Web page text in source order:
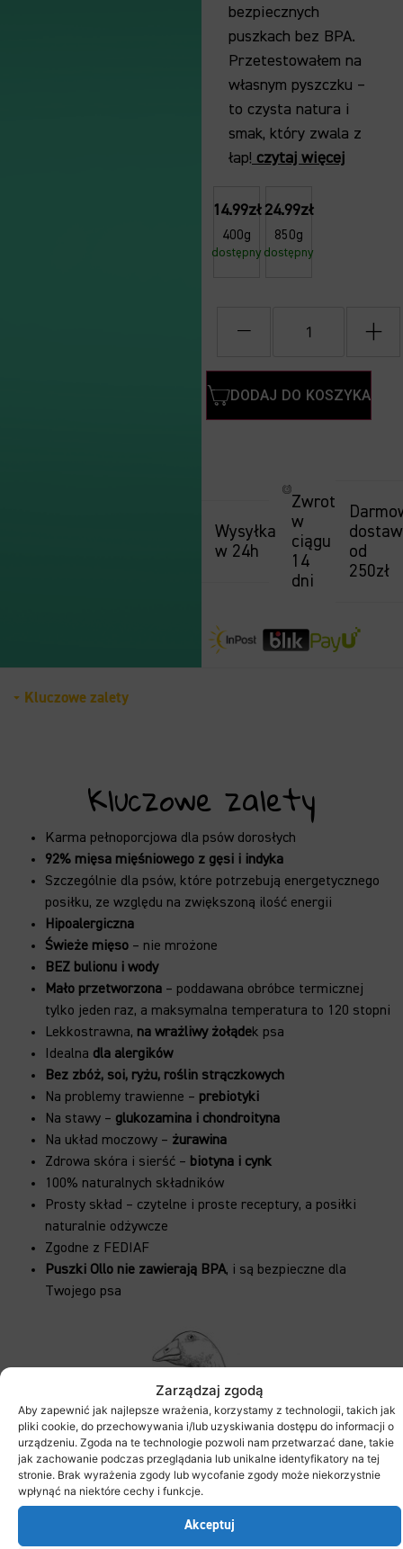
Zarządzaj zgodą
Aby zapewnić jak najlepsze wrażenia, korzystamy z technologii, takich jak
pliki cookie, do przechowywania i/lub uzyskiwania dostępu do informacji o
urządzeniu. Zgoda na te technologie pozwoli nam przetwarzać dane, takie
jak zachowanie podczas przeglądania lub unikalne identyfikatory na tej
stronie. Brak wyrażenia zgody lub wycofanie zgody może niekorzystnie
wpłynąć na niektóre cechy i funkcje.
Akceptuj
bezpiecznych
puszkach bez BPA.
Przetestowałem na
własnym pyszczku –
to czysta natura i
smak, który zwala z
łap! czytaj więcej
14.99zł
400g
dostępny
24.99zł
850g
dostępny
− +
DODAJ DO KOSZYKA
Wysyłka
w 24h
Zwrot
w
ciągu
14
dni
od
250zł
Kluczowe zalety
Kluczowe zalety
Karma pełnoporcjowa dla psów dorosłych
92% mięsa mięśniowego z gęsi i indyka
Szczególnie dla psów, które potrzebują energetycznego
posiłku, ze względu na zwiększoną ilość energii
Hipoalergiczna
Świeże mięso – nie mrożone
BEZ bulionu i wody
Mało przetworzona – poddawana obróbce termicznej
tylko jeden raz, a maksymalna temperatura to 120 stopni
Lekkostrawna, na wrażliwy żołądek psa
Idealna dla alergików
Bez zbóż, soi, ryżu, roślin strączkowych
Na problemy trawienne – prebiotyki
Na stawy – glukozamina i chondroityna
Na układ moczowy – żurawina
Zdrowa skóra i sierść – biotyna i cynk
100% naturalnych składników
Prosty skład – czytelne i proste receptury, a posiłki
naturalnie odżywcze
Zgodne z FEDIAF
Puszki Ollo nie zawierają BPA, i są bezpieczne dla
Twojego psa